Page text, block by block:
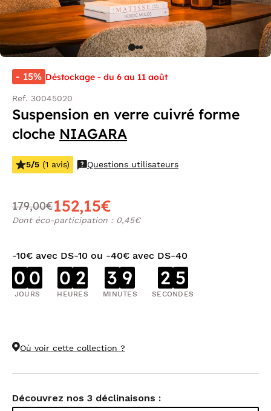
- 15% Déstockage - du 6 au 11 août
Ref. 30045020
Suspension en verre cuivré forme
cloche NIAGARA
5/5 (1 avis) Questions utilisateurs
179,00€152,15€
Dont éco-participation : 0,45€
-10€ avec DS-10 ou -40€ avec DS-40
0 0
JOURS
0 2
HEURES
3 9
MINUTES
2 4
SECONDES
Où voir cette collection ?
Découvrez nos 3 déclinaisons :